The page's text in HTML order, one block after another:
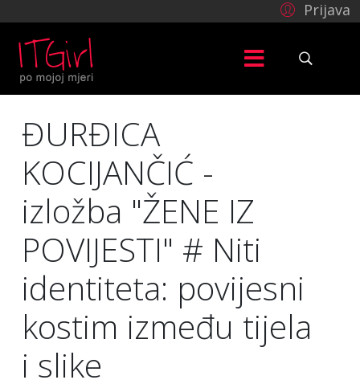
Prijava
ĐURĐICA
KOCIJANČIĆ -
izložba "ŽENE IZ
POVIJESTI" # Niti
identiteta: povijesni
kostim između tijela
i slike